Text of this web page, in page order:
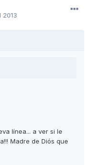
2013
línea... a ver si le
Madre de Diós que